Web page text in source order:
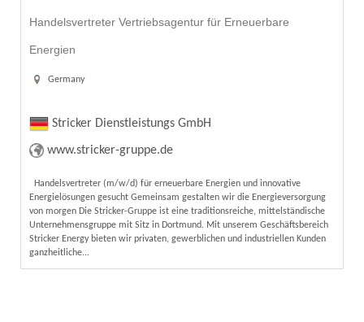
Handelsvertreter Vertriebsagentur für Erneuerbare
Energien
Germany
Stricker Dienstleistungs GmbH
www.stricker-gruppe.de
Handelsvertreter (m/w/d) für erneuerbare Energien und innovative
Energielösungen gesucht Gemeinsam gestalten wir die Energieversorgung
von morgen Die Stricker-Gruppe ist eine traditionsreiche, mittelständische
Unternehmensgruppe mit Sitz in Dortmund. Mit unserem Geschäftsbereich
Stricker Energy bieten wir privaten, gewerblichen und industriellen Kunden
ganzheitliche...